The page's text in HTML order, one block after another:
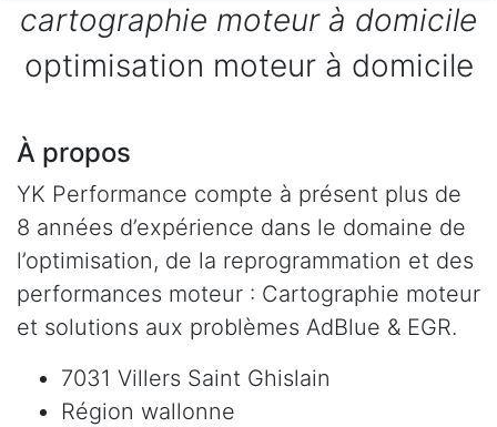
cartographie moteur à domicile
optimisation moteur à domicile
À propos
YK Performance compte à présent plus de
8 années d’expérience dans le domaine de
l’optimisation, de la reprogrammation et des
performances moteur : Cartographie moteur
et solutions aux problèmes AdBlue & EGR.
7031 Villers Saint Ghislain
Région wallonne